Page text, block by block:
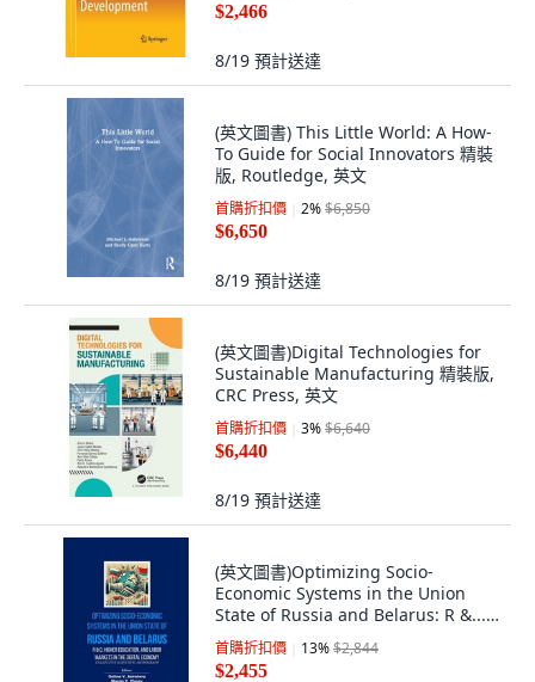
$2,466
8/19 預計送達
(英文圖書) This Little World: A How-
To Guide for Social Innovators 精裝
版, Routledge, 英文
首購折扣價 2%$6,850
$6,650
8/19 預計送達
(英文圖書)Digital Technologies for
Sustainable Manufacturing 精裝版,
CRC Press, 英文
首購折扣價 3%$6,640
$6,440
8/19 預計送達
(英文圖書)Optimizing Socio-
Economic Systems in the Union
State of Russia and Belarus: R &...
平裝版, Bentham Science
Publishers, 英文
首購折扣價 13%$2,844
$2,455